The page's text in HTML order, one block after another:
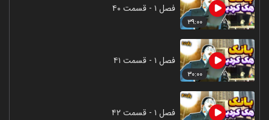
۳۹:۰۰
فصل ۱ - قسمت ۴۰
۳۰:۰۰
فصل ۱ - قسمت ۴۱
فصل ۱ - قسمت ۴۲